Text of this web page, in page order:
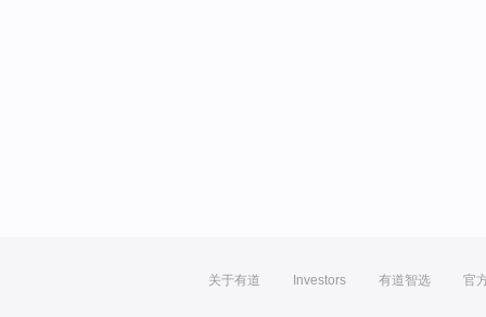
关于有道 Investors 有道智选 官